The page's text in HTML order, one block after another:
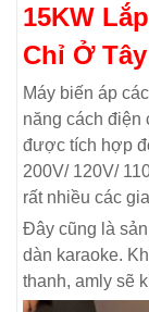
15KW
Chỉ Ở
Máy biến áp
năng cách điện
được tích hợp
200V/ 120V/
rất nhiều các
Đây cũng là
dàn karaoke.
thanh, amly sẽ